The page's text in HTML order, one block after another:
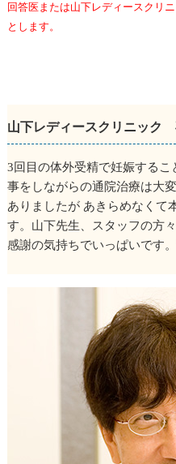
回答医または山下レディースクリ
とします。
山下レディースクリニック
3回目の体外受精で妊娠するこ
事をしながらの通院治療は大
ありましたが あきらめなくて
す。山下先生、スタッフの方
感謝の気持ちでいっぱいです